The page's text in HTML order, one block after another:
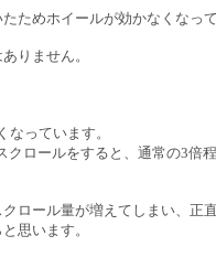
ためホイールが効かなくなっ
りません。
っています。
ロールをすると、通常の3倍
ロール量が増えてしまい、正
思います。